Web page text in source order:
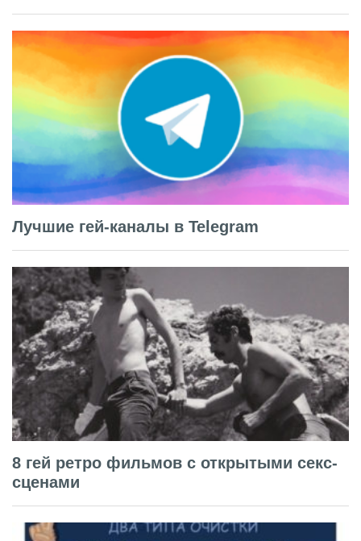
Лучшие гей-каналы в Telegram
8 гей ретро фильмов с открытыми секс-
сценами